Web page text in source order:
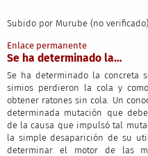
Subido por Murube (no verificado)
Enlace permanente
Se ha determinado la…
Se ha determinado la concreta
simios perdieron la cola y
obtener ratones sin cola. Un
determinada mutación que
de la causa que impulsó tal
la simple desaparición de su
determinar el motor de las